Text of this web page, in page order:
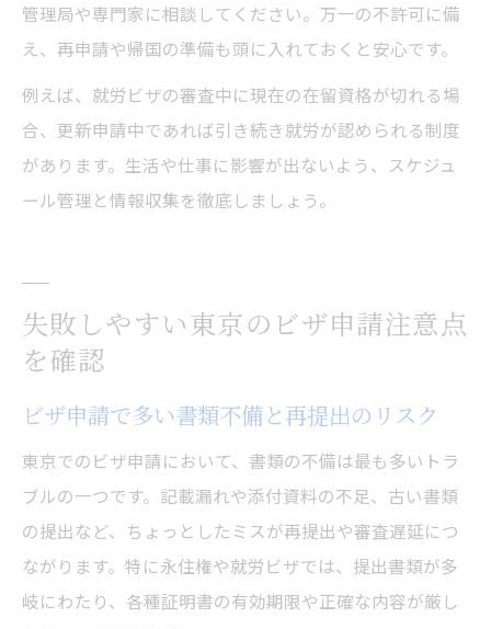
管理局や専門家に相談してください。万一の不許可に備
え、再申請や帰国の準備も頭に入れておくと安心です。
例えば、就労ビザの審査中に現在の在留資格が切れる場
合、更新申請中であれば引き続き就労が認められる制度
があります。生活や仕事に影響が出ないよう、スケジュ
ール管理と情報収集を徹底しましょう。
失敗しやすい東京のビザ申請注意点
を確認
ビザ申請で多い書類不備と再提出のリスク
東京でのビザ申請において、書類の不備は最も多いトラ
ブルの一つです。記載漏れや添付資料の不足、古い書類
の提出など、ちょっとしたミスが再提出や審査遅延につ
ながります。特に永住権や就労ビザでは、提出書類が多
岐にわたり、各種証明書の有効期限や正確な内容が厳し